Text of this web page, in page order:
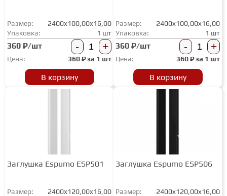
Размер:
2400x100,00x16,00
Упаковка:
1 шт
360 ₽/шт - +
Цена: 360₽ за 1 шт
В корзину
Размер:
2400x100,00x16,00
Упаковка:
1 шт
360 ₽/шт - +
Цена: 360₽ за 1 шт
В корзину
Заглушка Espumo ESP501
Размер:
2400x120,00x16,00
Заглушка Espumo ESP506
Размер:
2400x120,00x16,00